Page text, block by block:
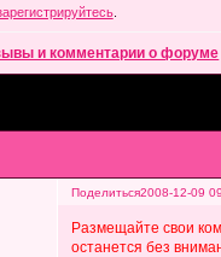
.
и комментарии о форуме
Поделиться2008-12-09
Размещайте свои
останется без